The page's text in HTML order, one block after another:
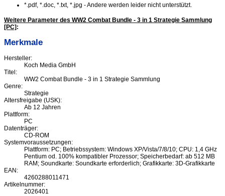
*.pdf, *.doc, *.txt, *.jpg - Andere werden leider nicht unterstützt.
Weitere Parameter des WW2 Combat Bundle - 3 in 1 Strategie Sammlung
[PC] :
Merkmale
Hersteller:
Koch Media GmbH
Titel:
WW2 Combat Bundle - 3 in 1 Strategie Sammlung
Genre:
Strategie
Altersfreigabe (USK):
Ab 12 Jahren
Plattform:
PC
Datenträger:
CD-ROM
Systemvoraussetzungen:
Plattform: PC; Betriebssystem: Windows XP/Vista/7/8/10; CPU: 1,4 GHz
Pentium od. 100% kompatibler Prozessor; Speicherbedarf: ab 512 MB
RAM; Soundkarte: Soundkarte erforderlich; Grafikkarte: 3D-Grafikkarte
EAN:
4260288011471
Artikelnummer:
2026401